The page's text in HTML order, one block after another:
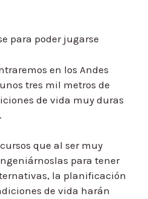
para poder jugarse
en los Andes
tres mil metros de
de vida muy duras
que al ser muy
para tener
la planificación
de vida harán